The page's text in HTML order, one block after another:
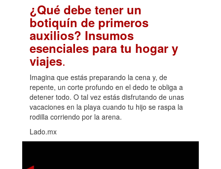
¿Qué debe tener un
botiquín de primeros
auxilios? Insumos
esenciales para tu hogar y
viajes.
Imagina que estás preparando la cena y, de
repente, un corte profundo en el dedo te obliga a
detener todo. O tal vez estás disfrutando de unas
vacaciones en la playa cuando tu hijo se raspa la
rodilla corriendo por la arena.
Lado.mx